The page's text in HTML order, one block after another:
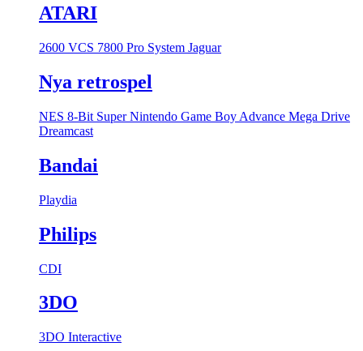
ATARI
2600 VCS 7800 Pro System Jaguar
Nya retrospel
NES 8-Bit Super Nintendo Game Boy Advance Mega Drive
Dreamcast
Bandai
Playdia
Philips
CDI
3DO
3DO Interactive